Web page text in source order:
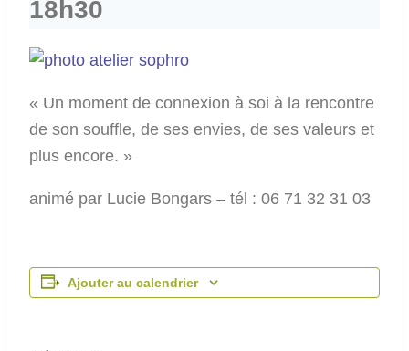
18h30
« Un moment de connexion à soi à la rencontre
de son souffle, de ses envies, de ses valeurs et
plus encore. »
animé par Lucie Bongars – tél : 06 71 32 31 03
Ajouter au calendrier